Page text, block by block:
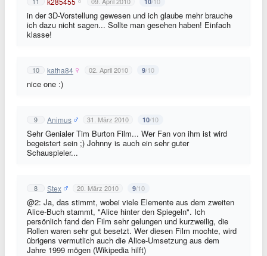
in der 3D-Vorstellung gewesen und ich glaube mehr brauche
ich dazu nicht sagen... Sollte man gesehen haben! Einfach
klasse!
10 katha84 02. April 2010 9/10
nice one :)
9 Animus 31. März 2010 10/10
Sehr Genialer Tim Burton Film... Wer Fan von ihm ist wird
begeistert sein ;) Johnny is auch ein sehr guter
Schauspieler...
8 Stex 20. März 2010 9/10
@2: Ja, das stimmt, wobei viele Elemente aus dem zweiten
Alice-Buch stammt, "Alice hinter den Spiegeln". Ich
persönlich fand den Film sehr gelungen und kurzweilig, die
Rollen waren sehr gut besetzt. Wer diesen Film mochte, wird
übrigens vermutlich auch die Alice-Umsetzung aus dem
Jahre 1999 mögen (Wikipedia hilft)